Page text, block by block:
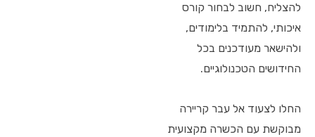
להצליח, חשוב לבחור קורס
איכותי, להתמיד בלימודים,
ולהישאר מעודכנים בכל
החידושים הטכנולוגיים.
החלו לצעוד אל עבר קריירה
מבוקשת עם הכשרה מקצועית